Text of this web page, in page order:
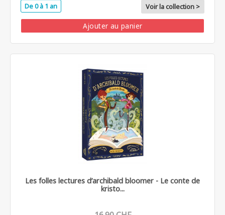
De 0 à 1 an Voir la collection >
Ajouter au panier
Les folles lectures d’archibald bloomer - Le conte de
kristo...